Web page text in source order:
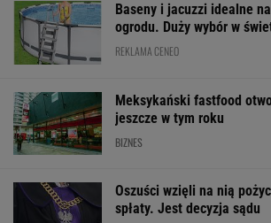
Baseny i jacuzzi idealne
ogrodu. Duży wybór w
REKLAMA CENEO
Meksykański fastfood
jeszcze w tym roku
BIZNES
Oszuści wzięli na nią
spłaty. Jest decyzja sądu